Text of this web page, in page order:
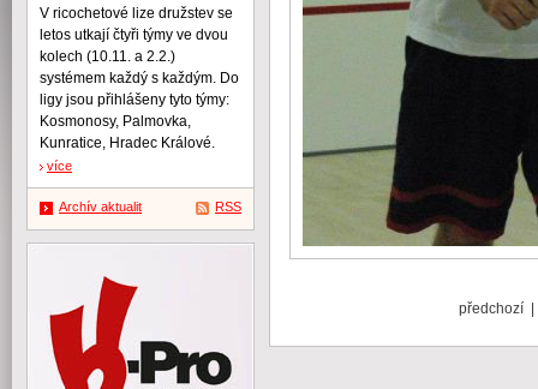
předchozí
V ricochetové lize družstev se
letos utkají čtyři týmy ve dvou
kolech (10.11. a 2.2.)
systémem každý s každým. Do
ligy jsou přihlášeny tyto týmy:
Kosmonosy, Palmovka,
Kunratice, Hradec Králové.
více
Archív aktualit RSS